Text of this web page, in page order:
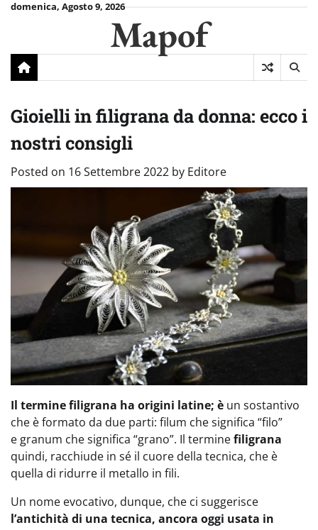
Skipdomenica, Agosto 9, 2026
Mapof
Gioielli in filigrana da donna: ecco i
nostri consigli
Posted on 16 Settembre 2022 by Editore
Il terminefiligrana ha origini latine; è un sostantivo
che è formato da due parti: filum che significa “filo”
e granum che significa “grano”. Il terminefiligrana
quindi, racchiude in sé il cuore della tecnica, che è
quella di ridurre il metallo in fili.
Un nome evocativo, dunque, che ci suggerisce
l’antichità di una tecnica, ancora oggi usata in